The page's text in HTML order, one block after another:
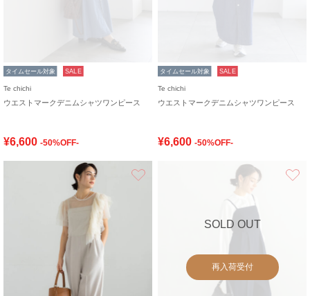
タイムセール対象 SALE
Te chichi
ウエストマークデニムシャツワンピース
¥6,600 -50%OFF-
タイムセール対象 SALE
Te chichi
ウエストマークデニムシャツワンピース
¥6,600 -50%OFF-
SOLD OUT
再入荷受付